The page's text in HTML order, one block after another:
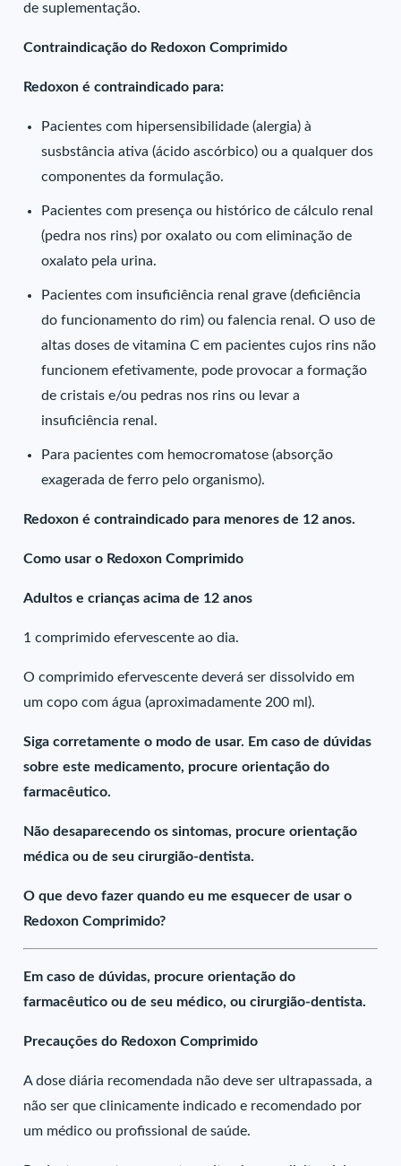
de suplementação.
Contraindicação do Redoxon Comprimido
Redoxon é contraindicado para:
Pacientes com hipersensibilidade (alergia) à
susbstância ativa (ácido ascórbico) ou a qualquer dos
componentes da formulação.
Pacientes com presença ou histórico de cálculo renal
(pedra nos rins) por oxalato ou com eliminação de
oxalato pela urina.
Pacientes com insuficiência renal grave (deficiência
do funcionamento do rim) ou falencia renal. O uso de
altas doses de vitamina C em pacientes cujos rins não
funcionem efetivamente, pode provocar a formação
de cristais e/ou pedras nos rins ou levar a
insuficiência renal.
Para pacientes com hemocromatose (absorção
exagerada de ferro pelo organismo).
Redoxon é contraindicado para menores de 12 anos.
Como usar o Redoxon Comprimido
Adultos e crianças acima de 12 anos
1 comprimido efervescente ao dia.
O comprimido efervescente deverá ser dissolvido em
um copo com água (aproximadamente 200 ml).
Siga corretamente o modo de usar. Em caso de dúvidas
sobre este medicamento, procure orientação do
farmacêutico.
Não desaparecendo os sintomas, procure orientação
médica ou de seu cirurgião-dentista.
O que devo fazer quando eu me esquecer de usar o
Redoxon Comprimido?
Em caso de dúvidas, procure orientação do
farmacêutico ou de seu médico, ou cirurgião-dentista.
Precauções do Redoxon Comprimido
A dose diária recomendada não deve ser ultrapassada, a
não ser que clinicamente indicado e recomendado por
um médico ou profissional de saúde.